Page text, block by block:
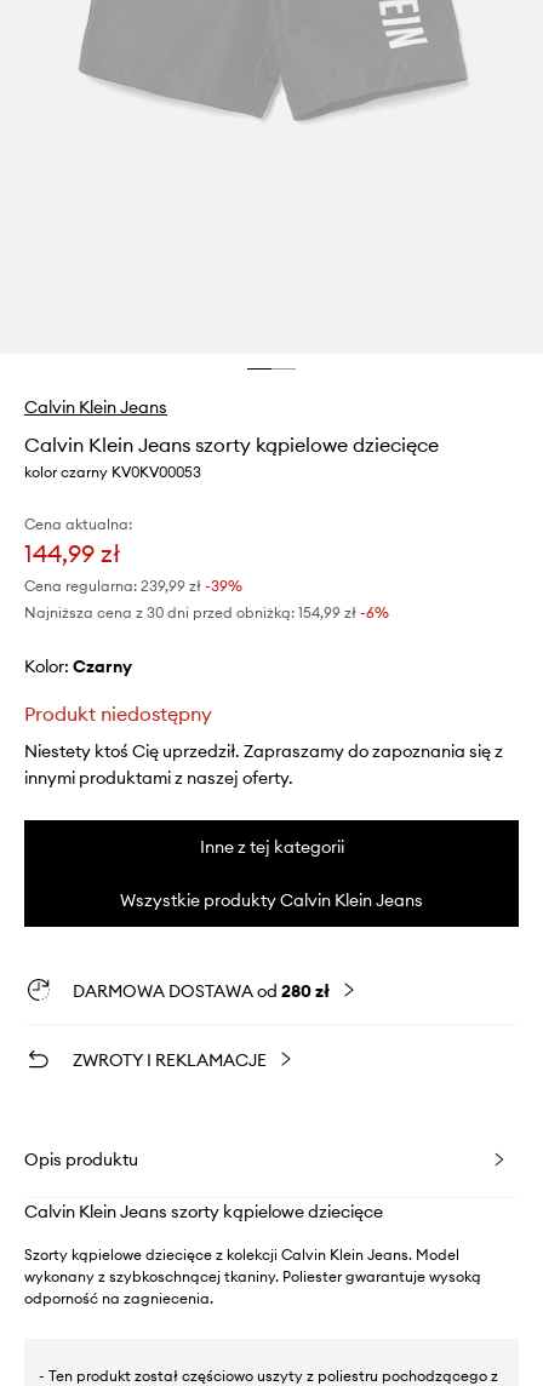
Calvin Klein Jeans
Calvin Klein Jeans szorty kąpielowe dziecięce
kolor czarny KV0KV00053
Cena aktualna:
144,99 zł
Cena regularna: 239,99 zł -39%
Najniższa cena z 30 dni przed obniżką: 154,99 zł -6%
Kolor: czarny
Produkt niedostępny
Niestety ktoś Cię uprzedził. Zapraszamy do zapoznania się z
innymi produktami z naszej oferty.
Inne z tej kategorii
Wszystkie produkty Calvin Klein Jeans
DARMOWA DOSTAWA od 280 zł
ZWROTY I REKLAMACJE
Opis produktu
Calvin Klein Jeans szorty kąpielowe dziecięce
Szorty kąpielowe dziecięce z kolekcji Calvin Klein Jeans. Model
wykonany z szybkoschnącej tkaniny. Poliester gwarantuje wysoką
odporność na zagniecenia.
- Ten produkt został częściowo uszyty z poliestru pochodzącego z